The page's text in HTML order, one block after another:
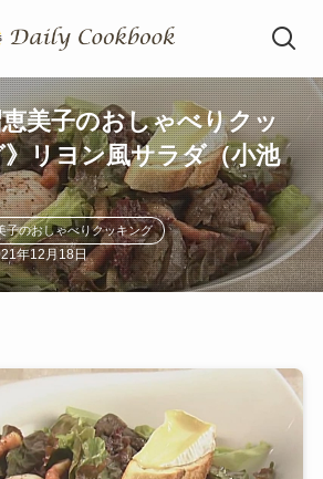
美子のおしゃべりクッ
リヨン風サラダ（小池
子のおしゃべりクッキング
年12月18日